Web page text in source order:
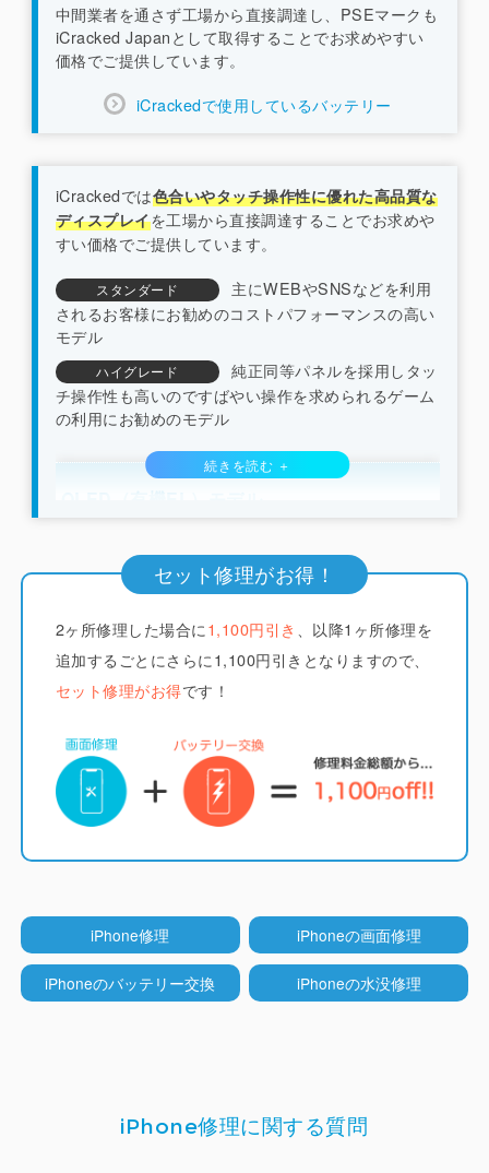
中間業者を通さず工場から直接調達し、PSEマークも
iCracked Japanとして取得することでお求めやすい
価格でご提供しています。
iCrackedで使用しているバッテリー
iCrackedでは色合いやタッチ操作性に優れた高品質な
ディスプレイを工場から直接調達することでお求めや
すい価格でご提供しています。
スタンダード
主にWEBやSNSなどを利用
されるお客様にお勧めのコストパフォーマンスの高い
モデル
ハイグレード
純正同等パネルを採用しタッ
チ操作性も高いのですばやい操作を求められるゲーム
の利用にお勧めのモデル
OLED（有機EL）モデル
iCrackedでは純正と同じくフレキシブルOLED（ソ
フトOLED）のディスプレイを採用しています。他
店ではコストを下げるためにLCD（液晶）やガラス
系素材で作られたハードOLEDが多く使われていま
LCD（液晶）モデル
（iPhone 5~8系/SE系/XR/11）
プレイを採用しています。
他店ではコストを下げる
ためにオンセル型のLCDが多く使われていますが分
厚くなりタッチ操作性も劣ります。
iCrackedのディスプレイはTrueTone機能（周囲の
セット修理がお得！
2ヶ所修理した場合に1,100円引き
、以降1ヶ所修理を
追加するごとにさらに1,100円引きとなりますので、
セット修理がお得です！
iPhone修理 iPhoneの画面修理
iPhoneのバッテリー交換 iPhoneの水没修理
iPhone修理に関する質問